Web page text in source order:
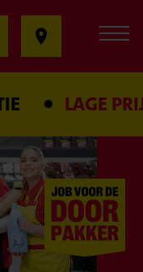
LAGE PRIJS